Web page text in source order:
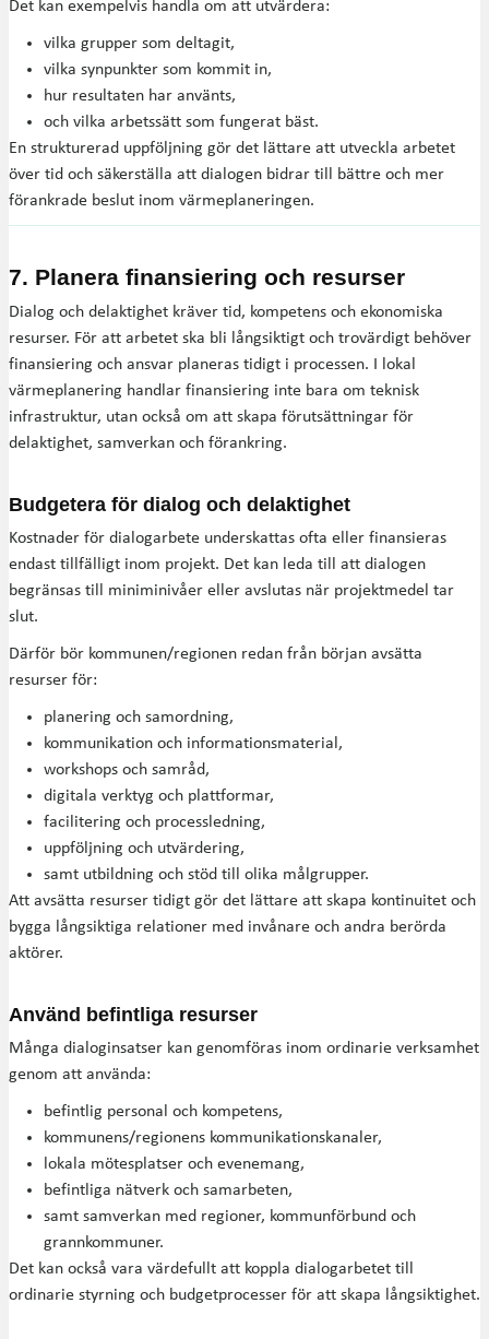
Det kan exempelvis handla om att utvärdera:
vilka grupper som deltagit,
vilka synpunkter som kommit in,
hur resultaten har använts,
och vilka arbetssätt som fungerat bäst.
En strukturerad uppföljning gör det lättare att utveckla arbetet
över tid och säkerställa att dialogen bidrar till bättre och mer
förankrade beslut inom värmeplaneringen.
7. Planera finansiering och resurser
Dialog och delaktighet kräver tid, kompetens och ekonomiska
resurser. För att arbetet ska bli långsiktigt och trovärdigt behöver
finansiering och ansvar planeras tidigt i processen. I lokal
värmeplanering handlar finansiering inte bara om teknisk
infrastruktur, utan också om att skapa förutsättningar för
delaktighet, samverkan och förankring.
Budgetera för dialog och delaktighet
Kostnader för dialogarbete underskattas ofta eller finansieras
endast tillfälligt inom projekt. Det kan leda till att dialogen
begränsas till miniminivåer eller avslutas när projektmedel tar
slut.
Därför bör kommunen/regionen redan från början avsätta
resurser för:
planering och samordning,
kommunikation och informationsmaterial,
workshops och samråd,
digitala verktyg och plattformar,
facilitering och processledning,
uppföljning och utvärdering,
samt utbildning och stöd till olika målgrupper.
Att avsätta resurser tidigt gör det lättare att skapa kontinuitet och
bygga långsiktiga relationer med invånare och andra berörda
aktörer.
Använd befintliga resurser
Många dialoginsatser kan genomföras inom ordinarie verksamhet
genom att använda:
befintlig personal och kompetens,
kommunens/regionens kommunikationskanaler,
lokala mötesplatser och evenemang,
befintliga nätverk och samarbeten,
samt samverkan med regioner, kommunförbund och
grannkommuner.
Det kan också vara värdefullt att koppla dialogarbetet till
ordinarie styrning och budgetprocesser för att skapa långsiktighet.